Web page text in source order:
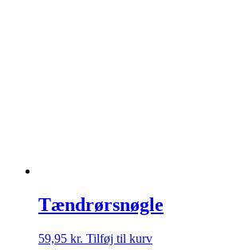
Tændrørsnøgle
59,95 kr. Tilføj til kurv